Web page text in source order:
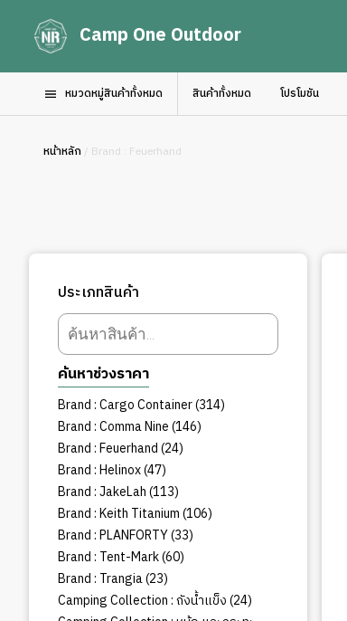
Camp One Outdoor
หมวดหมู่สินค้าทั้งหมด สินค้าทั้งหมด โปรโมชัน
หน้าหลัก / Brand : Feuerhand
ประเภทสินค้า
Products
search
ค้นหาช่วงราคา
Brand : Cargo Container 314314
Brand : Comma Nine 146146
Brand : Feuerhand 2424
Brand : Helinox 4747
สินค้า
Brand : JakeLah 113113
สินค้า
Brand : Keith Titanium 106106
Brand : PLANFORTY 3333
Brand : Tent-Mark 6060
Brand : Trangia 2323
สินค้า
Camping Collection : ถังน้ำแข็ง 2424